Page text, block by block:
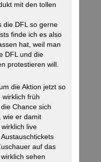
mit den tollen
die DFL so gerne
finde ich es also
hat, weil man
DFL und die
protestieren will.
die Aktion jetzt so
wirklich früh
Chance sich
wie er damit
live
auf das
sehen